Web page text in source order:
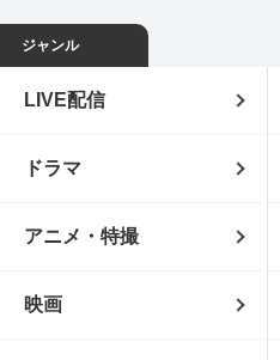
ジャンル
LIVE配信
ドラマ
アニメ・特撮
映画